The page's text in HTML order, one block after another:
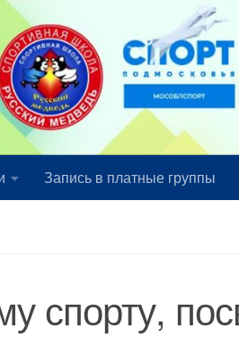
Запись в платные группы
спорту,